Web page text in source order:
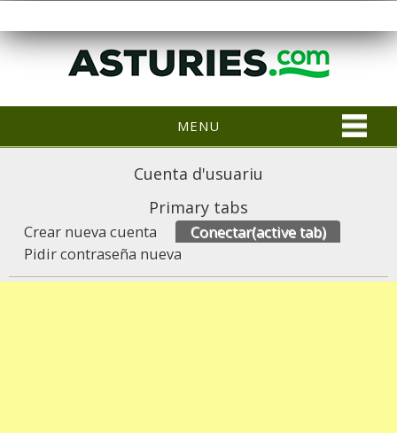
MENU
Cuenta d'usuariu
Primary tabs
Crear nueva cuenta Conectar(active tab)
Pidir contraseña nueva